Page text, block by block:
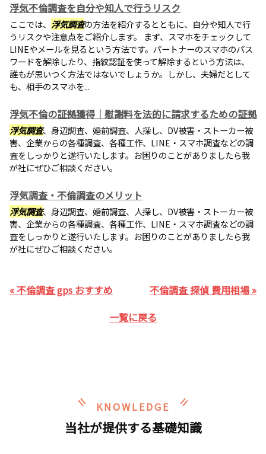
浮気不倫調査を自分や知人で行うリスク
ここでは、 浮気調査の方法を紹介するとともに、自分や知人で行
うリスクや注意点をご紹介します。 まず、スマホをチェックして
LINEやメールを見るという方法です。パートナーのスマホのパス
ワードを解除したり、指紋認証を使って解除するという方法は、
誰もが思いつく方法ではないでしょうか。しかし、夫婦だとして
も、相手のスマホを...
浮気不倫の証拠獲得｜慰謝料を法的に請求するための証拠
浮気調査、身辺調査、婚前調査、人探し、DV被害・ストーカー被
害、企業からの各種調査、各種工作、LINE・スマホ調査などの調
査をしっかりと遂行いたします。お困りのことがありましたら我
が社にぜひご相談ください。
浮気調査・不倫調査のメリット
浮気調査、身辺調査、婚前調査、人探し、DV被害・ストーカー被
害、企業からの各種調査、各種工作、LINE・スマホ調査などの調
査をしっかりと遂行いたします。お困りのことがありましたら我
が社にぜひご相談ください。
« 不倫調査 gps おすすめ
不倫調査 探偵 費用相場 »
一覧に戻る
KNOWLEDGE
当社が提供する基礎知識